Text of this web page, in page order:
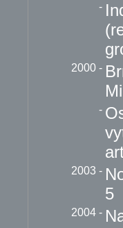
-
2000 -
-
2003 -
5
2004 -